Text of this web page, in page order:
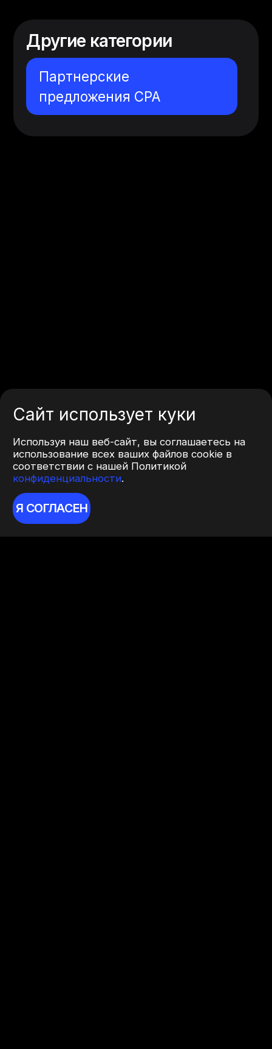
Сайт использует куки
Используя наш веб-сайт, вы соглашаетесь на
использование всех ваших файлов cookie в
соответствии с нашей Политикой
конфиденциальности.
Я СОГЛАСЕН
Другие категории
Партнерские
предложения CPA